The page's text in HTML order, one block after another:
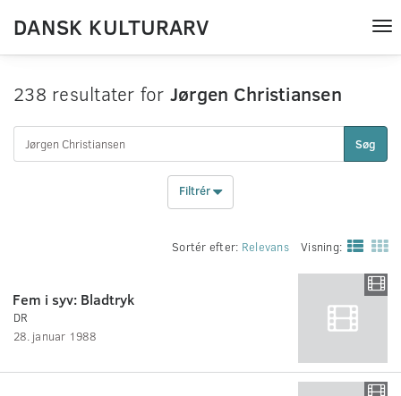
DANSK KULTURARV
238 resultater for Jørgen Christiansen
Søg
Filtrér
Sortér efter: Relevans Visning:
Fem i syv: Bladtryk
DR
28. januar 1988